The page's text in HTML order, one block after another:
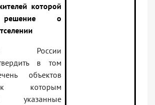
которой
решение о
России
в том
объектов
которым
указанные